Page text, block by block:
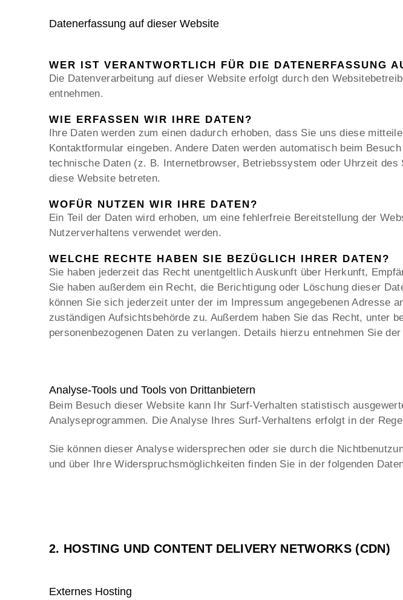
Datenerfassung auf dieser Website
WER IST VERANTWORTLICH FÜR DIE DATENERFASSUNG
Die Datenverarbeitung auf dieser Website erfolgt durch den
entnehmen.
WIE ERFASSEN WIR IHRE DATEN?
Ihre Daten werden zum einen dadurch erhoben, dass Sie uns diese
Kontaktformular eingeben. Andere Daten werden automatisch beim
technische Daten (z. B. Internetbrowser, Betriebssystem oder Uhrzeit
diese Website betreten.
WOFÜR NUTZEN WIR IHRE DATEN?
Ein Teil der Daten wird erhoben, um eine fehlerfreie Bereitstellung der
Nutzerverhaltens verwendet werden.
WELCHE RECHTE HABEN SIE BEZÜGLICH IHRER DATEN?
Sie haben jederzeit das Recht unentgeltlich Auskunft über Herkunft,
Sie haben außerdem ein Recht, die Berichtigung oder Löschung dieser
können Sie sich jederzeit unter der im Impressum angegebenen Adresse
zuständigen Aufsichtsbehörde zu. Außerdem haben Sie das Recht, unter
personenbezogenen Daten zu verlangen. Details hierzu entnehmen Sie
Analyse-Tools und Tools von Drittanbietern
Beim Besuch dieser Website kann Ihr Surf-Verhalten statistisch
Analyseprogrammen. Die Analyse Ihres Surf-Verhaltens erfolgt in der
Sie können dieser Analyse widersprechen oder sie durch die
und über Ihre Widerspruchsmöglichkeiten finden Sie in der folgenden
2. HOSTING UND CONTENT DELIVERY NETWORKS (CDN)
Externes Hosting